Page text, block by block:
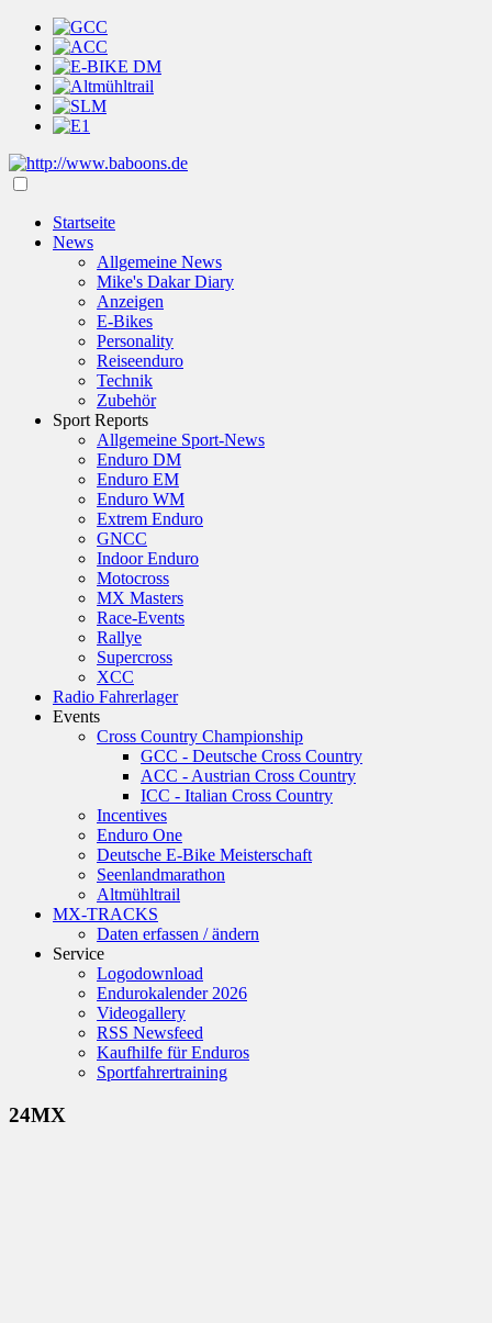
Startseite
News
Allgemeine News
Mike's Dakar Diary
Anzeigen
E-Bikes
Personality
Reiseenduro
Technik
Zubehör
Sport Reports
Allgemeine Sport-News
Enduro DM
Enduro EM
Enduro WM
Extrem Enduro
GNCC
Indoor Enduro
Motocross
MX Masters
Race-Events
Rallye
Supercross
XCC
Radio Fahrerlager
Events
Cross Country Championship
GCC - Deutsche Cross Country
ACC - Austrian Cross Country
ICC - Italian Cross Country
Incentives
Enduro One
Deutsche E-Bike Meisterschaft
Seenlandmarathon
Altmühltrail
MX-TRACKS
Daten erfassen / ändern
Service
Logodownload
Endurokalender 2026
Videogallery
RSS Newsfeed
Kaufhilfe für Enduros
Sportfahrertraining
24MX